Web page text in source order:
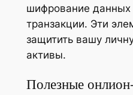
шифрование
транзакции. Эти
защитить вашу
активы.
Полезные